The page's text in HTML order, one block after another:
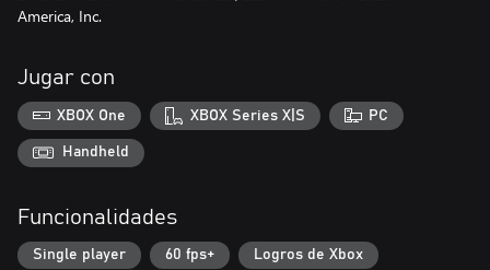
America, Inc.
Jugar con
XBOX One XBOX Series X|S PC
Handheld
Funcionalidades
Single player 60 fps+ Logros de Xbox